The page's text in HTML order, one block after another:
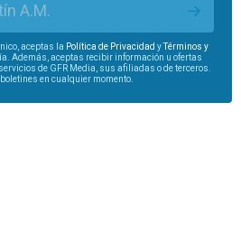
A.M.
aceptas la Política de Privacidad yTérminos y
Además, aceptas recibir información u ofertas
de GFR Media, sus afiliadas o de terceros.
en cualquier momento.